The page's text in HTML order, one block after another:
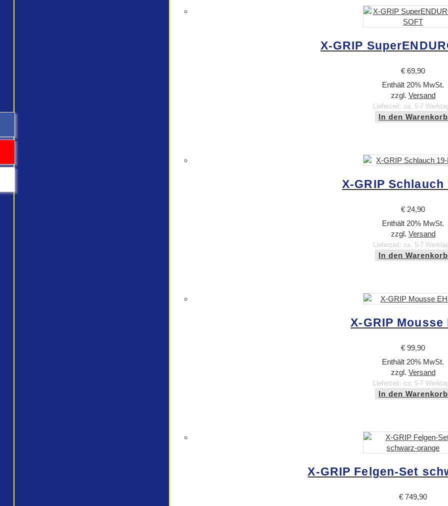
X-GRIP
€ 69,90
Enthält 20% MwSt.
zzgl. Versand
Lieferzeit: ca. 5-7
In den Warenkorb
X-GRIP Schlauch
€ 24,90
Enthält 20% MwSt.
zzgl. Versand
Lieferzeit: ca. 5-7
In den Warenkorb
X-GRIP Mousse
€ 99,90
Enthält 20% MwSt.
zzgl. Versand
Lieferzeit: ca. 5-7
In den Warenkorb
X-GRIP Felgen-Set
€ 749,90